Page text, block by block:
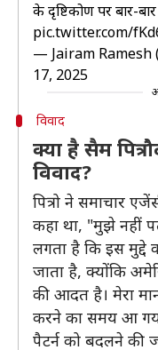
के दृष्टिकोण पर बार-
pic.twitter.com/
— Jairam Ramesh
17, 2025
विवाद
क्या है सैम
विवाद?
पित्रो ने समाचार
कहा था, "मुझे नहीं
लगता है कि इस
जाता है, क्योंकि
की आदत है। मेरा
करने का समय आ
पैटर्न को बदलने की